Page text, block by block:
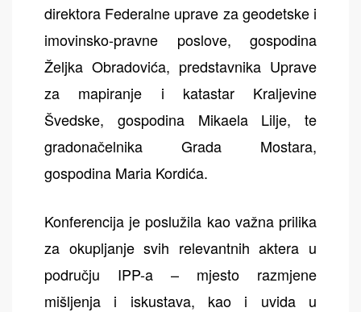
direktora Federalne uprave za geodetske i
imovinsko-pravne poslove, gospodina
Željka Obradovića, predstavnika Uprave
za mapiranje i katastar Kraljevine
Švedske, gospodina Mikaela Lilje, te
gradonačelnika Grada Mostara,
gospodina Maria Kordića.
Konferencija je poslužila kao važna prilika
za okupljanje svih relevantnih aktera u
području IPP-a – mjesto razmjene
mišljenja i iskustava, kao i uvida u